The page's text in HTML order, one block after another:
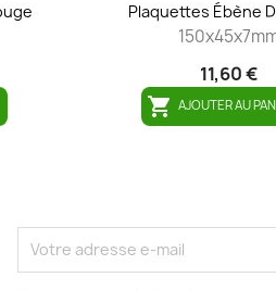
Plaquettes Ébène
11,60 €
 AJOUTER AU